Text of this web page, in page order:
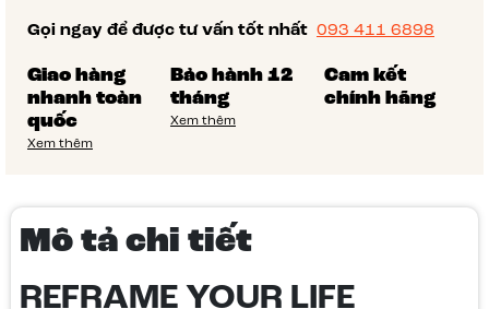
Gọi ngay để được tư vấn tốt nhất 093 411 6898
Giao hàng
nhanh toàn
quốc
Xem thêm
Bảo hành 12
tháng
Xem thêm
Cam kết
chính hãng
Mô tả chi tiết
REFRAME YOUR LIFE